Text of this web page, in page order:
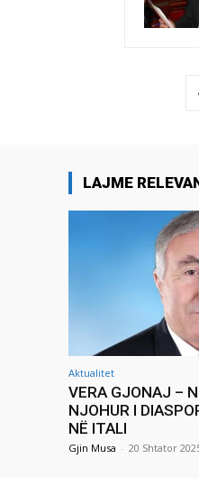
LAJME
Aktualitet
VERA GJONAJ –
NJOHUR I
NË ITALI
Gjin Musa - 20 Shtator